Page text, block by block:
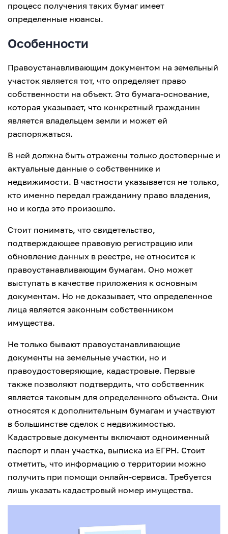
процесс получения таких бумаг имеет
определенные нюансы.
Особенности
Правоустанавливающим документом на земельный
участок является тот, что определяет право
собственности на объект. Это бумага-основание,
которая указывает, что конкретный гражданин
является владельцем земли и может ей
распоряжаться.
В ней должна быть отражены только достоверные и
актуальные данные о собственнике и
недвижимости. В частности указывается не только,
кто именно передал гражданину право владения,
но и когда это произошло.
Стоит понимать, что свидетельство,
подтверждающее правовую регистрацию или
обновление данных в реестре, не относится к
правоустанавливающим бумагам. Оно может
выступать в качестве приложения к основным
документам. Но не доказывает, что определенное
лица является законным собственником
имущества.
Не только бывают правоустанавливающие
документы на земельные участки, но и
правоудостоверяющие, кадастровые. Первые
также позволяют подтвердить, что собственник
является таковым для определенного объекта. Они
относятся к дополнительным бумагам и участвуют
в большинстве сделок с недвижимостью.
Кадастровые документы включают одноименный
паспорт и план участка, выписка из ЕГРН. Стоит
отметить, что информацию о территории можно
получить при помощи онлайн-сервиса. Требуется
лишь указать кадастровый номер имущества.